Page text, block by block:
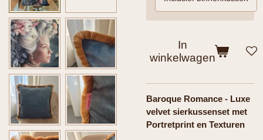
In
winkelwagen
Baroque Romance - Luxe
velvet sierkussenset met
Portretprint en Texturen